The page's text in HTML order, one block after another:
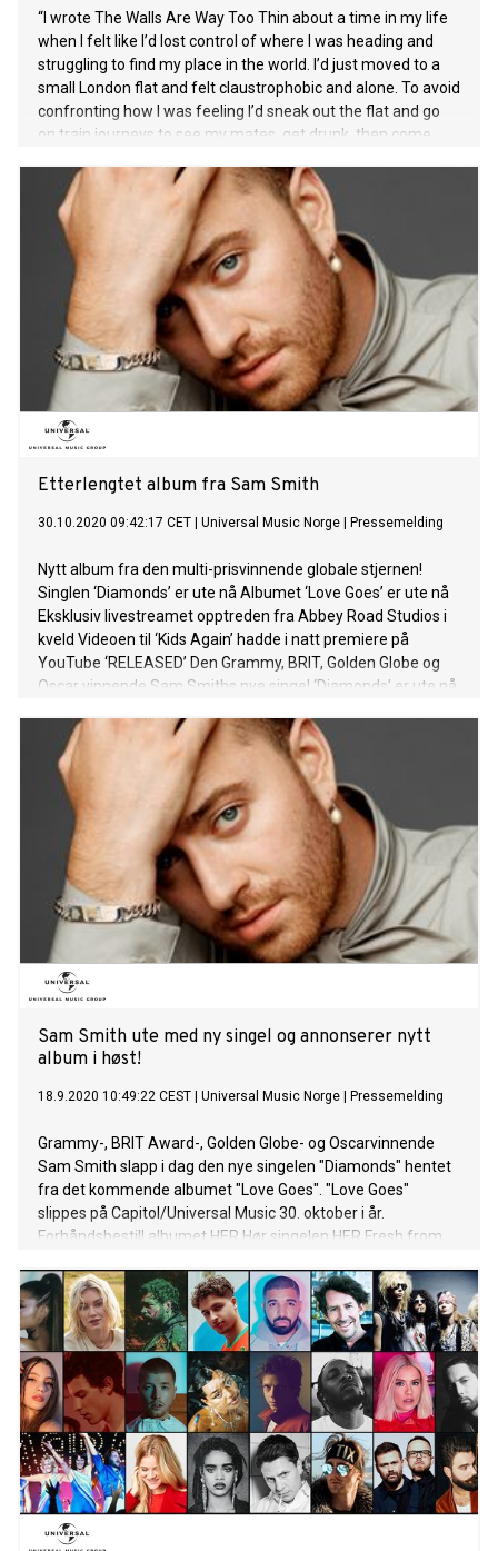
“I wrote The Walls Are Way Too Thin about a time in my life
when I felt like I’d lost control of where I was heading and
struggling to find my place in the world. I’d just moved to a
small London flat and felt claustrophobic and alone. To avoid
confronting how I was feeling I’d sneak out the flat and go
on train journeys to see my mates, get drunk, then come
most of the Walls and the songs that come next on those
trains. It was my place of therapy, in the middle of nowhere,
constantly moving with no destination.” - Holly Humberstone.
21 år gamle Holly Humberstone har som artist en helt
spesiell forståelse for historiefortelling. Hennes nyeste
singel “The Walls Are Way Too Thin” ble skrevet i en periode
hvor hun følte seg fanget i en ny leilighet i en ny by, langt
hjemmefra. Musikkvideoen reflekterer panikken som kan
oppstå ved å aldri føle seg helt hjemme i sitt eget hjem.
Videoen er laget i samarbeid med regissør Raja Virdi, og
Etterlengtet album fra Sam Smith
30.10.2020 09:42:17 CET Universal Music Norge Pressemelding
Nytt album fra den multi-prisvinnende globale stjernen!
Singlen ‘Diamonds’ er ute nå Albumet ‘Love Goes’ er ute nå
Eksklusiv livestreamet opptreden fra Abbey Road Studios i
kveld Videoen til ‘Kids Again’ hadde i natt premiere på
YouTube ‘RELEASED’ Den Grammy, BRIT, Golden Globe og
Oscar vinnende Sam Smiths nye singel ‘Diamonds’ er ute nå,
sluppet via Capitol Records. ‘Diamonds’ følger opp låten ‘My
Oasis’ feat Burna Boy, som også hører til dette
etterlengtede albumet. Sam, med deres unike og
uforglemmelige stemme forteller en historie om et vondt
kjærlighetseventyr, som allikevel er helt uten anger.
Musikkvideoen er regissert av Luke Monaghan som tidligere
har jobbet med Sam. (Too Good At Goodbyes, Writing’s On
The Wall). Deres samarbeid har generert over 2.5 milliarder
streams. Sam Smiths debutalbum ‘In The Lonely Hour’ har
gått 6x Platina i Norge, og deres forrige album ‘The Thrill of
It All’ er 2x Platina her til lands. Single
Sam Smith ute med ny singel og annonserer nytt
album i høst!
18.9.2020 10:49:22 CEST Universal Music Norge Pressemelding
Grammy-, BRIT Award-, Golden Globe- og Oscarvinnende
Sam Smith slapp i dag den nye singelen "Diamonds" hentet
fra det kommende albumet "Love Goes". "Love Goes"
slippes på Capitol/Universal Music 30. oktober i år.
Forhåndsbestill albumet HER Hør singelen HER Fresh from
new single ‘Diamonds’ showcases Sam’s unforgettable
vocals at their best with a defiant tale of love lived without
regret. The video (watch here) sees direction from previous
co-creator Luke Monaghan (How Do You Sleep, Too Good At
Goodbyes, Writing’s On The Wall) together, their work has
garnered over 2.5 billion streams. Building on the 30 billion
career streams Sam has amassed and the global success
of their debut and sophomore albums, both No.1, multi-
platinum selling records in the UK and US, their highly
anticipated third offering ‘Love Goes’ will be unveiled next
month. For the artwork, Sam worked with world-renowned
British fashion photographer and film-